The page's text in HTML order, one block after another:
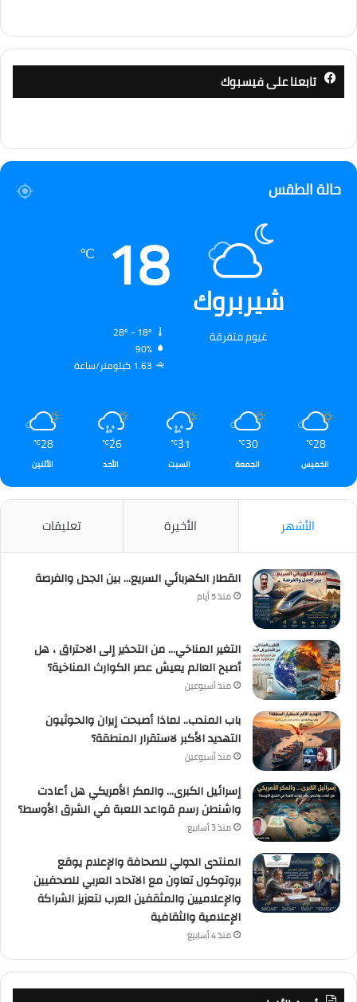
تابعنا على فيسبوك
حالة الطقس
شيربروك
غيوم متفرقة
18
℃
90%
1.63 كيلومتر/ساعة
28
℃
الخميس
30
℃
الجمعة
31
℃
السبت
26
℃
الأحد
28
℃
الأثنين
الأشهر الأخيرة تعليقات
القطار الكهربائي السريع… بين الجدل والفرصة
منذ 5 أيام
التغير المناخي… من التحذير إلى الاحتراق ، هل
أصبح العالم يعيش عصر الكوارث المناخية؟
منذ أسبوعين
باب المندب.. لماذا أصبحت إيران والحوثيون
التهديد الأكبر لاستقرار المنطقة؟
منذ أسبوعين
إسرائيل الكبرى… والمكر الأمريكي هل أعادت
واشنطن رسم قواعد اللعبة في الشرق الأوسط؟
منذ 3 أسابيع
المنتدى الدولي للصحافة والإعلام يوقع
بروتوكول تعاون مع الاتحاد العربي للصحفيين
والإعلاميين والمثقفين العرب لتعزيز الشراكة
الإعلامية والثقافية
منذ 4 أسابيع